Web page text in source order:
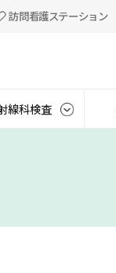
訪問看護ステーション
線科検査